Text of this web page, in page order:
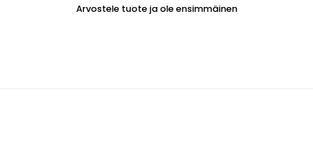
Arvostele tuote ja ole ensimmäinen